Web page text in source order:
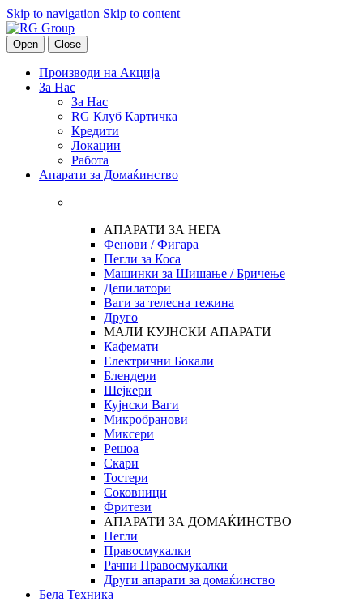
Skip to navigation Skip to content
Open Close
Производи на Акција
За Нас
За Нас
RG Клуб Картичка
Кредити
Локации
Работа
Апарати за Домаќинство
АПАРАТИ ЗА НЕГА
Фенови / Фигара
Пегли за Коса
Машинки за Шишање / Бричење
Депилатори
Ваги за телесна тежина
Друго
МАЛИ КУЈНСКИ АПАРАТИ
Кафемати
Електрични Бокали
Блендери
Шејкери
Кујнски Ваги
Микробранови
Миксери
Решоа
Скари
Тостери
Соковници
Фритези
АПАРАТИ ЗА ДОМАЌИНСТВО
Пегли
Правосмукалки
Рачни Правосмукалки
Други апарати за домаќинство
Бела Техника